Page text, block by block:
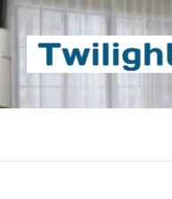
Beste Content-